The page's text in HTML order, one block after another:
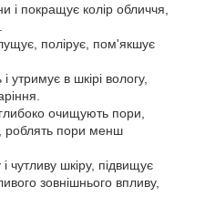
і покращує колір обличчя,
полірує, пом'якшує
утримує в шкірі вологу,
очищують пори,
роблять пори менш
чутливу шкіру, підвищує
зовнішнього впливу,